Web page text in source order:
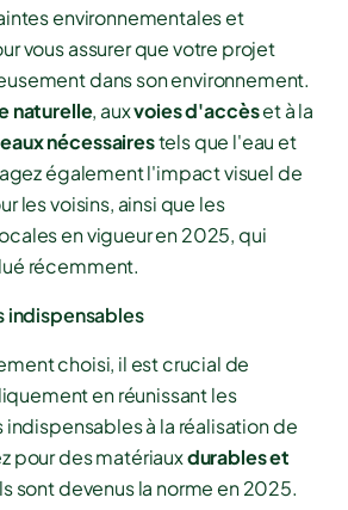
environnementales et
vous assurer que votre projet
dans son environnement.
naturelle, auxvoies d'accèset à la
nécessairestels que l'eau et
également l'impact visuel de
les voisins, ainsi que les
en vigueur en 2025, qui
récemment.
indispensables
choisi, il est crucial de
en réunissant les
indispensables à la réalisation de
pour des matériauxdurables et
sont devenus la norme en 2025.